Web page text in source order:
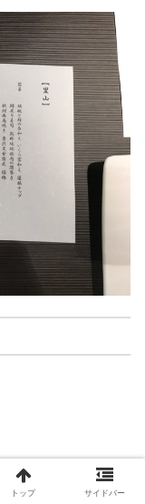
トップ サイドバー